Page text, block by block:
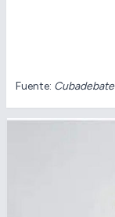
Fuente: Cubadebate